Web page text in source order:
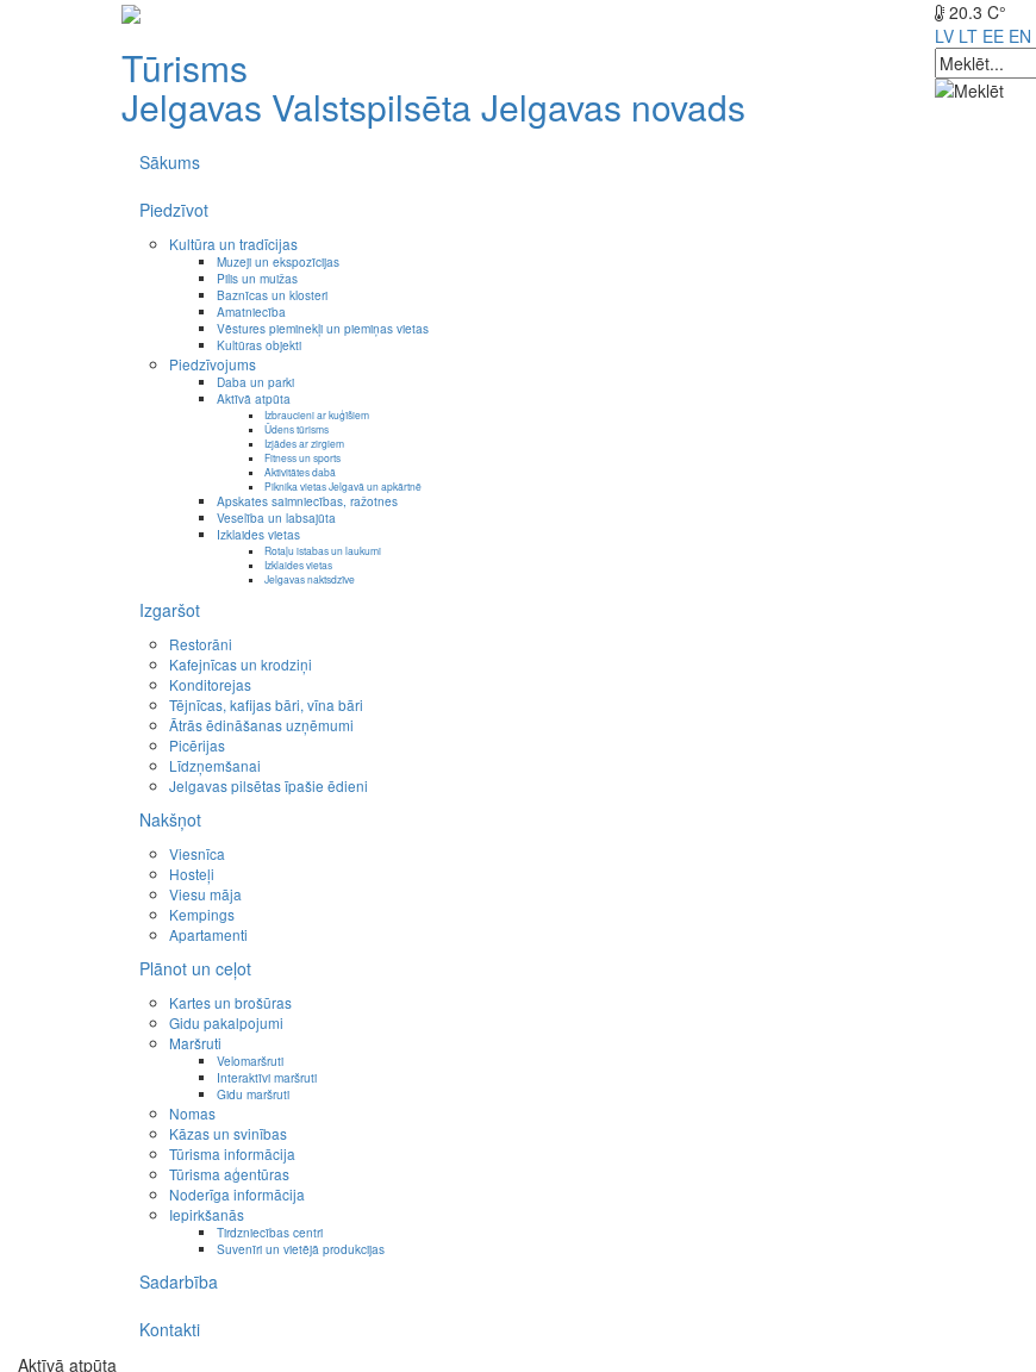
Tūrisms
Jelgavas Valstspilsēta Jelgavas novads
20.3 C°
LV LT EE EN
Sākums
Piedzīvot
Kultūra un tradīcijas
Muzeji un ekspozīcijas
Pilis un muižas
Baznīcas un klosteri
Amatniecība
Vēstures pieminekļi un piemiņas vietas
Kultūras objekti
Piedzīvojums
Daba un parki
Aktīvā atpūta
Izbraucieni ar kuģīšiem
Ūdens tūrisms
Izjādes ar zirgiem
Fitness un sports
Aktivitātes dabā
Piknika vietas Jelgavā un apkārtnē
Apskates saimniecības, ražotnes
Veselība un labsajūta
Izklaides vietas
Rotaļu istabas un laukumi
Izklaides vietas
Jelgavas naktsdzīve
Izgaršot
Restorāni
Kafejnīcas un krodziņi
Konditorejas
Tējnīcas, kafijas bāri, vīna bāri
Ātrās ēdināšanas uzņēmumi
Picērijas
Līdzņemšanai
Jelgavas pilsētas īpašie ēdieni
Nakšņot
Viesnīca
Hosteļi
Viesu māja
Kempings
Apartamenti
Plānot un ceļot
Kartes un brošūras
Gidu pakalpojumi
Maršruti
Velomaršruti
Interaktīvi maršruti
Gidu maršruti
Nomas
Kāzas un svinības
Tūrisma informācija
Tūrisma aģentūras
Noderīga informācija
Iepirkšanās
Tirdzniecības centri
Suvenīri un vietējā produkcijas
Sadarbība
Kontakti
Aktīvā atpūta